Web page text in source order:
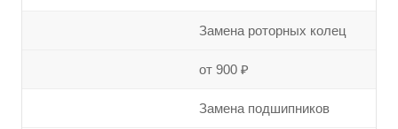
Замена роторных колец
от 900 ₽
Замена подшипников